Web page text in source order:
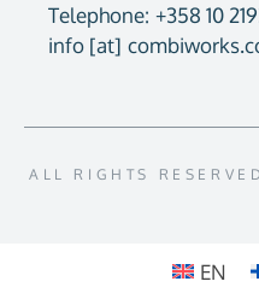
Telephone: +358 10
info [at]
ALL RIGHTS
EN